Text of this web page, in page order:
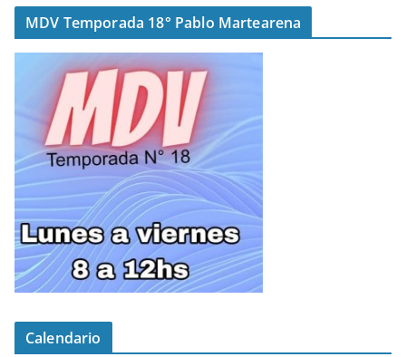
MDV Temporada 18° Pablo Martearena
Calendario